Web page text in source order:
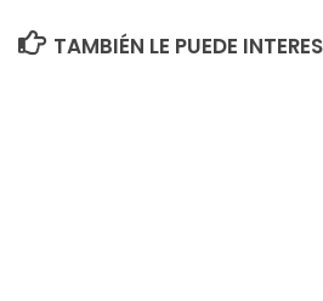
TAMBIÉN LE PUEDE